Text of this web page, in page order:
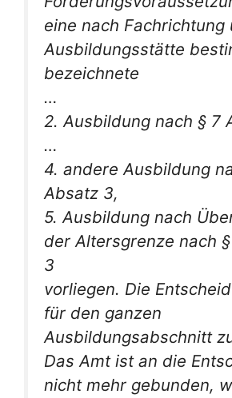
eine nach Fachrichtung
Ausbildungsstätte
bezeichnete
…
2. Ausbildung nach § 7
…
4. andere Ausbildung
Absatz 3,
5. Ausbildung nach
der Altersgrenze nach
3
vorliegen. Die
für den ganzen
Ausbildungsabschnitt
Das Amt ist an die
nicht mehr gebunden,